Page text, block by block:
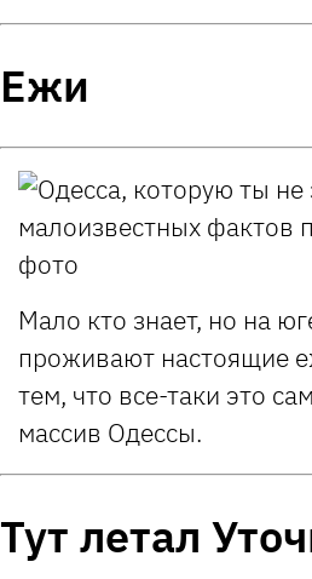
Ежи
Мало кто знает, но на
проживают настоящие
тем, что все-таки это
массив Одессы.
Тут летал